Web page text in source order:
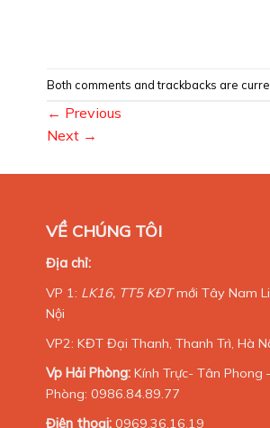
Both comments and trackbacks are
← Previous
Next →
VỀ CHÚNG TÔI
Địa chỉ:
VP 1: LK16, TT5 KĐTmới Tây Nam
Nội
VP2: KĐT Đại Thanh, Thanh Trì, Hà
Vp Hải Phòng:Kính Trực- Tân Phong
Phòng: 0986.84.89.77
Điện thoại:0969.36.16.19